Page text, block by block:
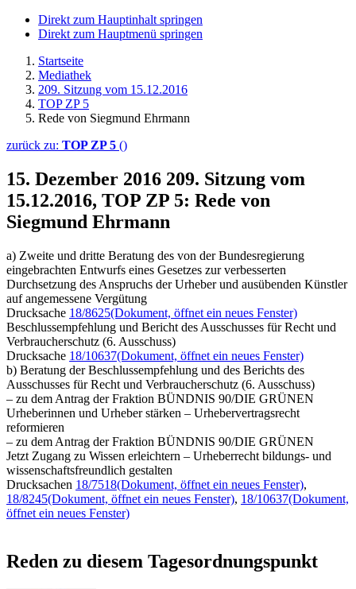
Direkt zum Hauptinhalt springen
Direkt zum Hauptmenü springen
Startseite
Mediathek
209. Sitzung vom 15.12.2016
TOP ZP 5
Rede von Siegmund Ehrmann
zurück zu: TOP ZP 5 ()
15. Dezember 2016 209. Sitzung vom
15.12.2016, TOP ZP 5: Rede von
Siegmund Ehrmann
a) Zweite und dritte Beratung des von der Bundesregierung
eingebrachten Entwurfs eines Gesetzes zur verbesserten
Durchsetzung des Anspruchs der Urheber und ausübenden Künstler
auf angemessene Vergütung
Drucksache 18/8625(Dokument, öffnet ein neues Fenster)
Beschlussempfehlung und Bericht des Ausschusses für Recht und
Verbraucherschutz (6. Ausschuss)
Drucksache 18/10637(Dokument, öffnet ein neues Fenster)
b) Beratung der Beschlussempfehlung und des Berichts des
Ausschusses für Recht und Verbraucherschutz (6. Ausschuss)
– zu dem Antrag der Fraktion BÜNDNIS 90/DIE GRÜNEN
Urheberinnen und Urheber stärken – Urhebervertragsrecht
reformieren
– zu dem Antrag der Fraktion BÜNDNIS 90/DIE GRÜNEN
Jetzt Zugang zu Wissen erleichtern – Urheberrecht bildungs- und
wissenschaftsfreundlich gestalten
Drucksachen 18/7518(Dokument, öffnet ein neues Fenster),
18/8245(Dokument, öffnet ein neues Fenster), 18/10637(Dokument,
öffnet ein neues Fenster)
Reden zu diesem Tagesordnungspunkt